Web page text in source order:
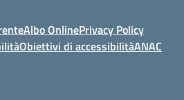
Albo OnlinePrivacy Policy
Obiettivi di accessibilitàANAC